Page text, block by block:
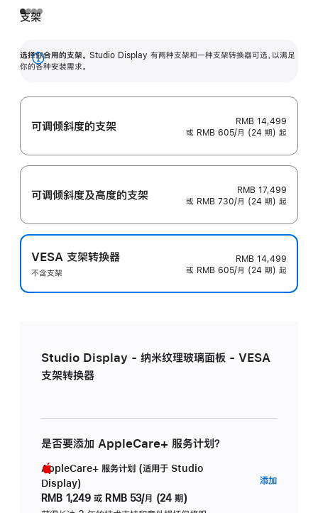
支架
选择你合用的支架。 Studio Display 有两种支架和一种支架转换器可选，以满足
你的各种安装需求。
展
可调倾斜度的支架
RMB 14,499
或 RMB 605/月 (24 期) 起
可调倾斜度及高‍度的支‍架
RMB 17,499
或 RMB 730/月 (24 期) 起
VESA 支架转换器
不含支架
RMB 14,499
或 RMB 605/月 (24 期) 起
Studio Display - 纳米纹理玻璃面板 - VESA
支架转换器
是否要添加 AppleCare+ 服务计划？
AppleCare+ 服务计划 (适用于 Studio
Display)
RMB 1,249 或 RMB 53/月 (24 期)
添加